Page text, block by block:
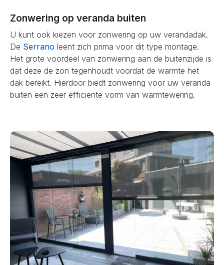
Zonwering op veranda buiten
U kunt ook kiezen voor zonwering op uw verandadak.
De Serrano leent zich prima voor dit type montage.
Het grote voordeel van zonwering aan de buitenzijde is
dat deze de zon tegenhoudt voordat de warmte het
dak bereikt. Hierdoor biedt zonwering voor uw veranda
buiten een zeer efficiënte vorm van warmtewering.